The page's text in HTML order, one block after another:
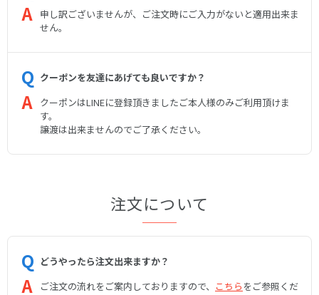
申し訳ございませんが、ご注文時にご入力がないと適用出来ま
せん。
クーポンを友達にあげても良いですか？
クーポンはLINEに登録頂きましたご本人様のみご利用頂けま
す。
譲渡は出来ませんのでご了承ください。
注文について
どうやったら注文出来ますか？
ご注文の流れをご案内しておりますので、 こちら をご参照くだ